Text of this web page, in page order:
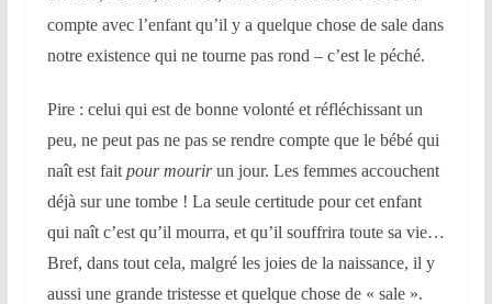
compte avec l’enfant qu’il y a quelque chose de sale dans
notre existence qui ne tourne pas rond – c’est le péché.
Pire : celui qui est de bonne volonté et réfléchissant un
peu, ne peut pas ne pas se rendre compte que le bébé qui
naît est fait pour mourirun jour. Les femmes accouchent
déjà sur une tombe ! La seule certitude pour cet enfant
qui naît c’est qu’il mourra, et qu’il souffrira toute sa vie…
Bref, dans tout cela, malgré les joies de la naissance, il y
aussi une grande tristesse et quelque chose de « sale ».